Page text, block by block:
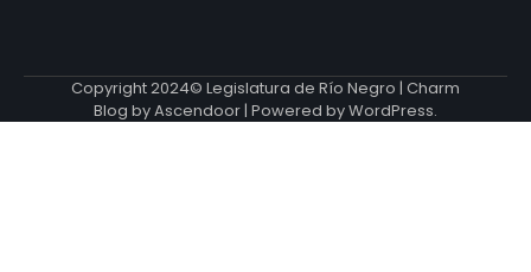
Copyright 2024© Legislatura de Río Negro | Charm
Blog byAscendoor| Powered byWordPress.